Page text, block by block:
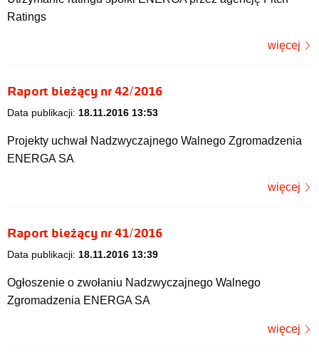
Ratings
więcej
Raport bieżący nr 42/2016
Data publikacji: 18.11.2016 13:53
Projekty uchwał Nadzwyczajnego Walnego Zgromadzenia
ENERGA SA
więcej
Raport bieżący nr 41/2016
Data publikacji: 18.11.2016 13:39
Ogłoszenie o zwołaniu Nadzwyczajnego Walnego
Zgromadzenia ENERGA SA
więcej